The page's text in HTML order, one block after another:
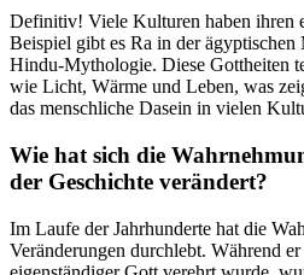
Definitiv! Viele‌ Kulturen haben‌ ihren
Beispiel gibt es Ra‍ in der
Hindu-Mythologie. Diese ​Gottheiten
wie⁢ Licht, ‍Wärme und Leben, was
das menschliche‌ Dasein ⁢in ​vielen
Wie hat sich die
der Geschichte verändert?
Im⁤ Laufe der⁢ Jahrhunderte hat die
Veränderungen durchlebt. ⁤Während